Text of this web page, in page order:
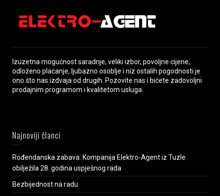
Izuzetna mogućnost saradnje, veliki izbor, povoljne cijene,
odloženo plaćanje, ljubazno osoblje i niz ostalih pogodnosti je
ono što nas izdvaja od drugih. Pozovite nas i bićete zadovoljni
prodajnim programom i kvalitetom usluga.
Najnoviji članci
Rođendanska zabava: Kompanija Elektro-Agent iz Tuzle
obilježila 28. godina uspješnog rada
Bezbijednost na radu